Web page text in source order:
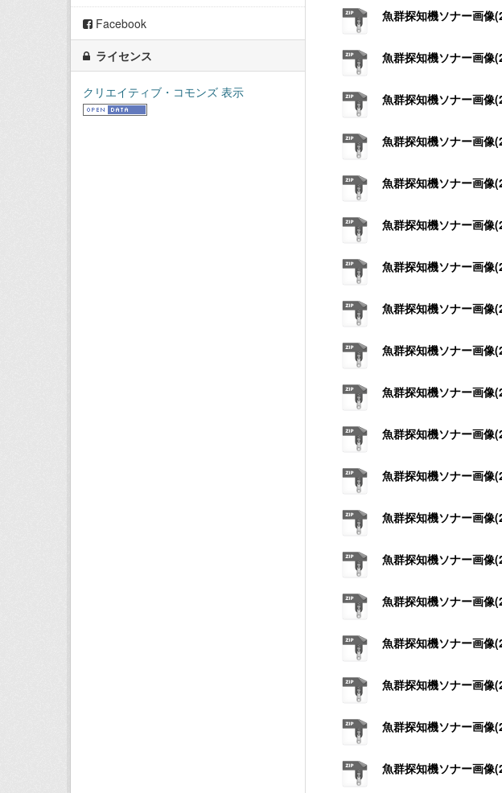
Facebook
ライセンス
クリエイティブ・コモンズ 表示
魚群探知機ソナー画像
魚群探知機ソナー画像
魚群探知機ソナー画像
魚群探知機ソナー画像
魚群探知機ソナー画像
魚群探知機ソナー画像
魚群探知機ソナー画像
魚群探知機ソナー画像
魚群探知機ソナー画像
魚群探知機ソナー画像
魚群探知機ソナー画像
魚群探知機ソナー画像
魚群探知機ソナー画像
魚群探知機ソナー画像
魚群探知機ソナー画像
魚群探知機ソナー画像
魚群探知機ソナー画像
魚群探知機ソナー画像
魚群探知機ソナー画像